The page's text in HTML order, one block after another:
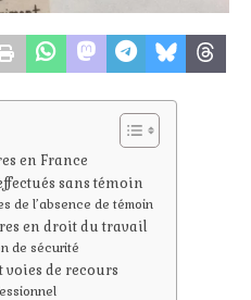
en France
sans témoin
de l’absence de témoin
en droit du travail
de sécurité
voies de recours